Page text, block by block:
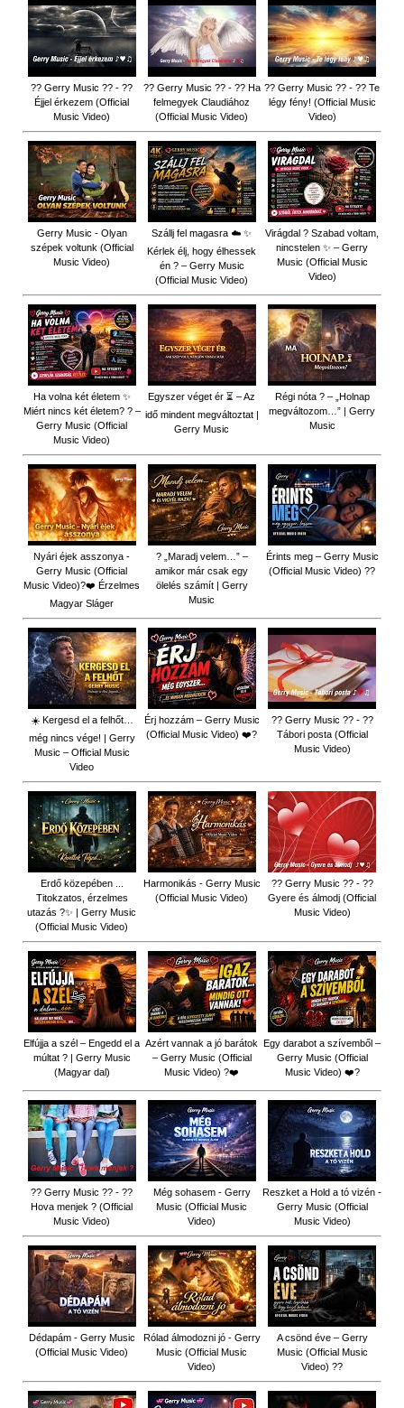
?? Gerry Music ?? - ??
Éjjel érkezem (Official
Music Video)
?? Gerry Music ?? - ?? Ha
felmegyek Claudiához
(Official Music Video)
?? Gerry Music ?? - ?? Te
légy fény! (Official Music
Video)
Gerry Music - Olyan
szépek voltunk (Official
Music Video)
Szállj fel magasra ☁️ ✨
Kérlek élj, hogy élhessek
én ? – Gerry Music
(Official Music Video)
Virágdal ? Szabad voltam,
nincstelen ✨ – Gerry
Music (Official Music
Video)
Ha volna két életem ✨
Miért nincs két életem? ? –
Gerry Music (Official
Music Video)
Egyszer véget ér ⏳ – Az
idő mindent megváltoztat |
Gerry Music
Régi nóta ? – „Holnap
megváltozom…” | Gerry
Music
Nyári éjek asszonya -
Gerry Music (Official
Music Video)?❤️ Érzelmes
Magyar Sláger
? „Maradj velem…” –
amikor már csak egy
ölelés számít | Gerry
Music
Érints meg – Gerry Music
(Official Music Video) ??
☀️ Kergesd el a felhőt…
még nincs vége! | Gerry
Music – Official Music
Video
Érj hozzám – Gerry Music
(Official Music Video) ❤️?
?? Gerry Music ?? - ??
Tábori posta (Official
Music Video)
Erdő közepében ...
Titokzatos, érzelmes
utazás ?✨ | Gerry Music
(Official Music Video)
Harmonikás - Gerry Music
(Official Music Video)
?? Gerry Music ?? - ??
Gyere és álmodj (Official
Music Video)
Elfújja a szél – Engedd el a
múltat ? | Gerry Music
(Magyar dal)
Azért vannak a jó barátok
– Gerry Music (Official
Music Video) ?❤️
Egy darabot a szívemből –
Gerry Music (Official
Music Video) ❤️?
?? Gerry Music ?? - ??
Hova menjek ? (Official
Music Video)
Még sohasem - Gerry
Music (Official Music
Video)
Reszket a Hold a tó vizén -
Gerry Music (Official
Music Video)
Dédapám - Gerry Music
(Official Music Video)
Rólad álmodozni jó - Gerry
Music (Official Music
Video)
A csönd éve – Gerry
Music (Official Music
Video) ??